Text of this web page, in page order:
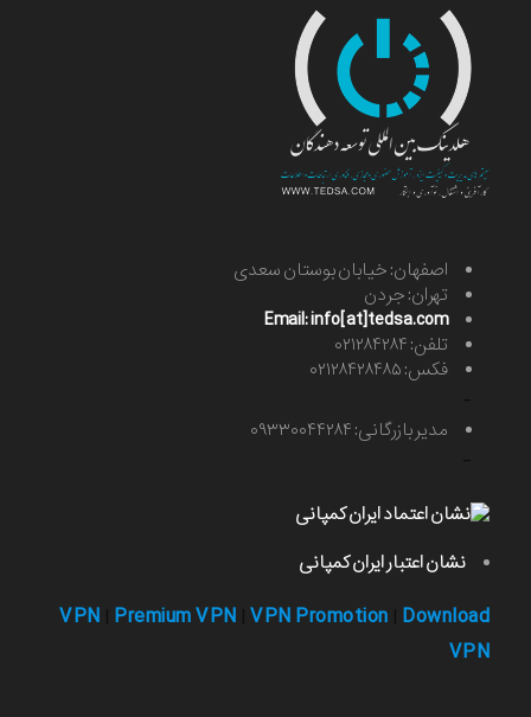
اصفهان: خیابان بوستان سعدی
تهران: جردن
Email: info[at]tedsa.com
تلفن: ۰۲۱۲۸۴۲۸۴
فکس: ۰۲۱۲۸۴۲۸۴۸۵
مدیر بازرگانی: ۰۹۳۳۰۰۴۴۲۸۴
نشان اعتبار ایران کمپانی
VPN Premium VPN VPN Promotion Download
VPN